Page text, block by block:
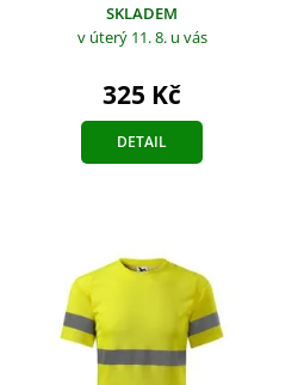
SKLADEM
v úterý 11. 8. u vás
325 Kč
DETAIL